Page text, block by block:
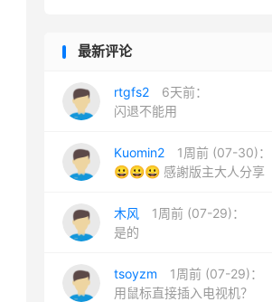
最新评论
rtgfs2
6天前：
闪退不能用
Kuomin2
1周前 (07-30)：
😀😀😀 感謝版主大人分享
木风
1周前 (07-29)：
是的
tsoyzm
1周前 (07-29)：
用鼠标直接插入电视机？